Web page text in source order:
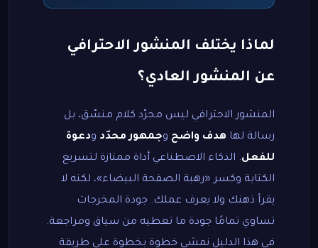
لماذا يختلف المنشور الاحترافي
عن المنشور العادي؟
المنشور الاحترافي ليس مجرّد كلام منسّق، بل
رسالة لها هدف واضح وجمهور محدّد ودعوة
للفعل. الذكاء الاصطناعي أداة ممتازة لتسريع
الكتابة وكسر «رهبة الصفحة البيضاء»، لكنه لا
يقرأ ذهنك ولا يعرف عملك. جودة المخرجات
تساوي تمامًا جودة ما تعطيه من سياق ومراجعة.
في هذا الدليل نمشي خطوة بخطوة على طريقة